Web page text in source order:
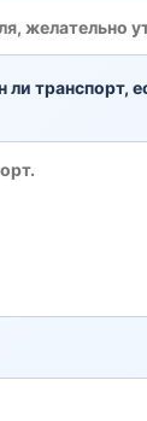
транспорт,